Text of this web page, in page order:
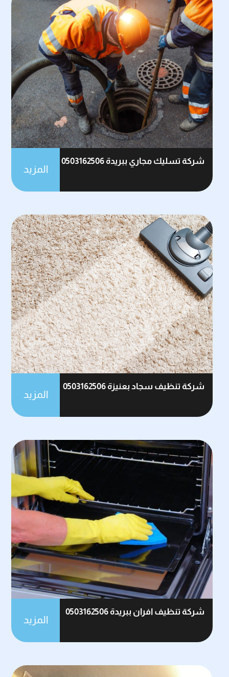
شركة تسليك مجاري ببريدة 0503162506
المزيد
شركة تنظيف سجاد بعنيزة 0503162506
المزيد
شركة تنظيف افران ببريدة 0503162506
المزيد